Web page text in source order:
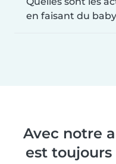
en faisant du
Avec notre
est